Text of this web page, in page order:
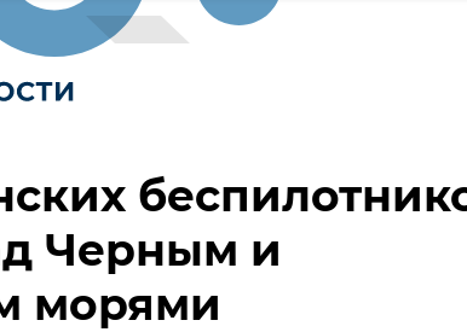
Черным и
морями